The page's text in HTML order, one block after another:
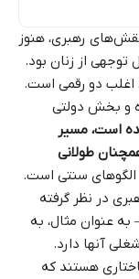
نقش‌های رهبری، هنوز
از زنان بود.
دو رقمی است.
و بخش دولتی
است، مسیر
طولانی
الگوهای سنتی است.
در نظر گرفته
عنوان مثال، به
آنها دارد.
هستند که